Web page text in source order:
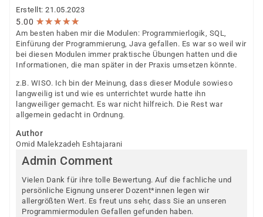
Erstellt: 21.05.2023
5.00 ★★★★★
★★★★★
Am besten haben mir die Modulen: Programmierlogik, SQL,
Einfürung der Programmierung, Java gefallen. Es war so weil wir
bei diesen Modulen immer praktische Übungen hatten und die
Informationen, die man später in der Praxis umsetzen könnte.
z.B. WISO. Ich bin der Meinung, dass dieser Module sowieso
langweilig ist und wie es unterrichtet wurde hatte ihn
langweiliger gemacht. Es war nicht hilfreich. Die Rest war
allgemein gedacht in Ordnung.
Author
Omid Malekzadeh Eshtajarani
Admin Comment
Vielen Dank für ihre tolle Bewertung. Auf die fachliche und
persönliche Eignung unserer Dozent*innen legen wir
allergrößten Wert. Es freut uns sehr, dass Sie an unseren
Programmiermodulen Gefallen gefunden haben.